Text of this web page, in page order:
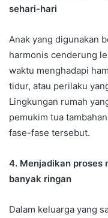
sehari-hari
Anak yang digunakan
harmonis cenderung
waktu menghadapi
tidur, atau perilaku
Lingkungan rumah
pemukim tua
fase-fase tersebut.
4. Menjadikan proses
banyak ringan
Dalam keluarga yang